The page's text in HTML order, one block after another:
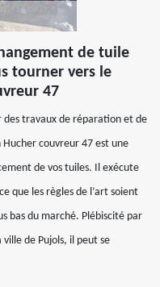
de tuile
tourner vers le
47
des travaux de réparation et de
couvreur 47 est une
de vos tuiles. Il exécute
que les règles de l’art soient
bas du marché. Plébiscité par
de Pujols, il peut se